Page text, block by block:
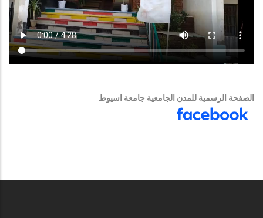
الصفحة الرسمية للمدن الجامعية جامعة اسيوط